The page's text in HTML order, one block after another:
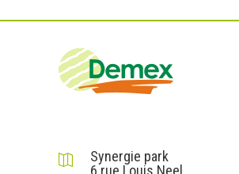
Synergie park
6 rue Louis Neel